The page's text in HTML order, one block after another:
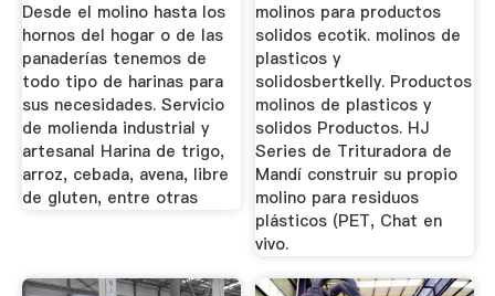
Desde el molino hasta los
hornos del hogar o de las
panaderías tenemos de
todo tipo de harinas para
sus necesidades. Servicio
de molienda industrial y
artesanal Harina de trigo,
arroz, cebada, avena, libre
de gluten, entre otras
molinos para productos
solidos ecotik. molinos de
plasticos y
solidosbertkelly. Productos
molinos de plasticos y
solidos Productos. HJ
Series de Trituradora de
Mandí construir su propio
molino para residuos
plásticos (PET, Chat en
vivo.